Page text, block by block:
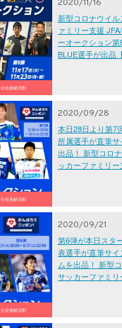
社会貢献活動
2020/11/16
新型コロナウイ
ァミリー支援
ーオークション
BLUE選手が出品
社会貢献活動
2020/09/28
本日28日より第7
所属選手が直筆
出品！ 新型コロ
ッカーファミリー
社会貢献活動
2020/09/21
第6弾が本日スタ
表選手が直筆サ
ムを出品！ 新型
サッカーファミ